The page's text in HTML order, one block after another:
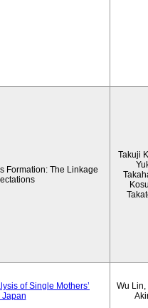
Formation: The Linkage
Takuji
of Single Mothers’
Japan
Wu Lin,